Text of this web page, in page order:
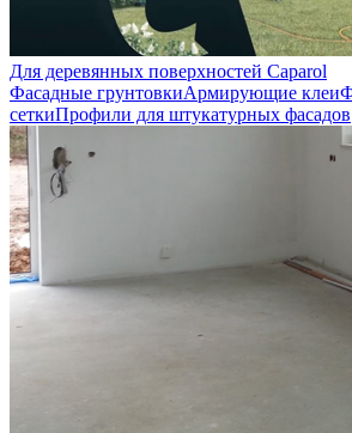
Для деревянных поверхностей Caparol
Фасадные грунтовкиАрмирующие клеи
сеткиПрофили для штукатурных фасадов